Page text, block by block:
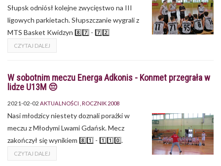
Słupsk odniósł kolejne zwycięstwo na III
ligowych parkietach. Słupszczanie wygrali z
MTS Basket Kwidzyn 8️⃣7️⃣ - 7️⃣2️⃣
CZYTAJ DALEJ
W sobotnim meczu Energa Adkonis - Konmet przegrała w
lidze U13M 😔
2021-02-02 AKTUALNOŚCI ROCZNIK 2008
Nasi młodzicy niestety doznali porażki w
meczu z Młodymi Lwami Gdańsk. Mecz
zakończył się wynikiem 8️⃣1️⃣ - 1️⃣1️⃣0️⃣.
CZYTAJ DALEJ